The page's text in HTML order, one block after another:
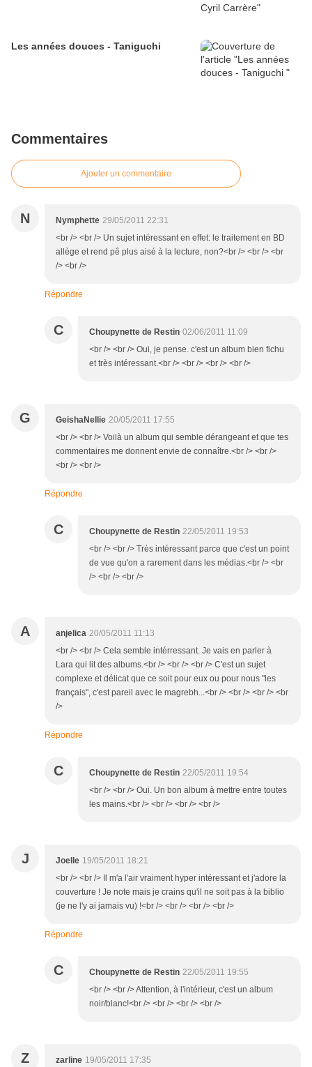
Les années douces - Taniguchi
Commentaires
Ajouter un commentaire
N Nymphette 29/05/2011 22:31
<br /> <br /> Un sujet intéressant en effet: le traitement en BD
allège et rend pê plus aisé à la lecture, non?<br /> <br /> <br
/> <br />
Répondre
C Choupynette de Restin 02/06/2011 11:09
<br /> <br /> Oui, je pense. c'est un album bien fichu
et très intéressant.<br /> <br /> <br /> <br />
G GeishaNellie 20/05/2011 17:55
<br /> <br /> Voilà un album qui semble dérangeant et que tes
commentaires me donnent envie de connaître.<br /> <br />
<br /> <br />
Répondre
C Choupynette de Restin 22/05/2011 19:53
<br /> <br /> Très intéressant parce que c'est un point
de vue qu'on a rarement dans les médias.<br /> <br
/> <br /> <br />
A anjelica 20/05/2011 11:13
<br /> <br /> Cela semble intérressant. Je vais en parler à
Lara qui lit des albums.<br /> <br /> <br /> C'est un sujet
complexe et délicat que ce soit pour eux ou pour nous "les
français", c'est pareil avec le magrebh...<br /> <br /> <br /> <br
/>
Répondre
C Choupynette de Restin 22/05/2011 19:54
<br /> <br /> Oui. Un bon album à mettre entre toutes
les mains.<br /> <br /> <br /> <br />
J Joelle 19/05/2011 18:21
<br /> <br /> Il m'a l'air vraiment hyper intéressant et j'adore la
couverture ! Je note mais je crains qu'il ne soit pas à la biblio
(je ne l'y ai jamais vu) !<br /> <br /> <br /> <br />
Répondre
C Choupynette de Restin 22/05/2011 19:55
<br /> <br /> Attention, à l'intérieur, c'est un album
noir/blanc!<br /> <br /> <br /> <br />
Z zarline 19/05/2011 17:35